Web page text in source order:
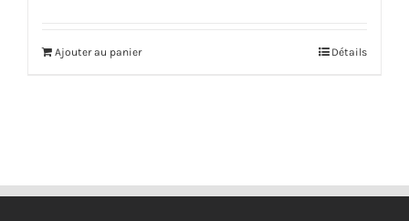
Ajouter au panier Détails